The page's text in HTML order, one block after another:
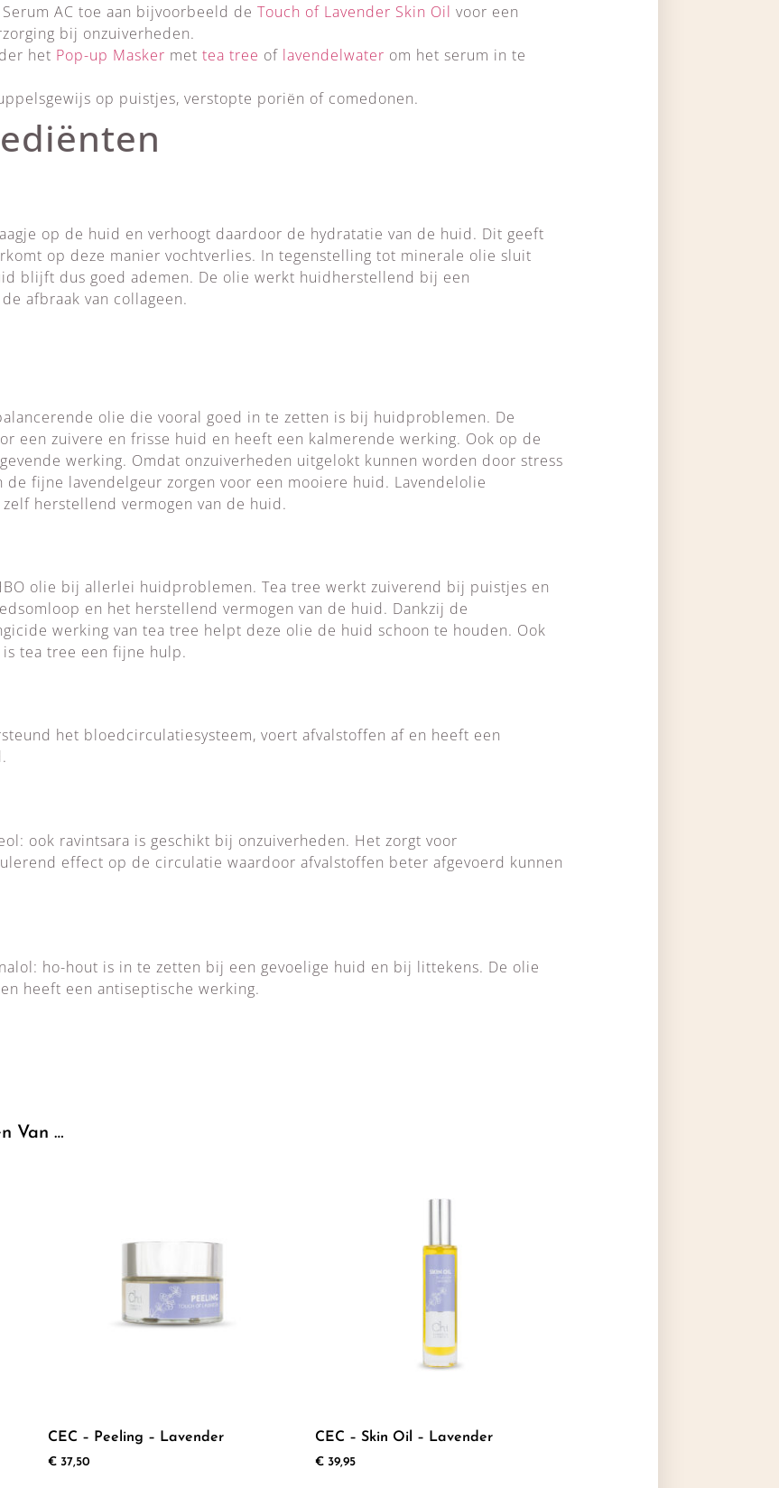
AC toe aan bijvoorbeeld deTouch of Lavender Skin Oil voor een
bij onzuiverheden.
het Pop-up Masker mettea tree of lavendelwater om het serum in te
op puistjes, verstopte poriën of comedonen.
op de huid en verhoogt daardoor de hydratatie van de huid. Dit geeft
op deze manier vochtverlies. In tegenstelling tot minerale olie sluit
blijft dus goed ademen. De olie werkt huidherstellend bij een
afbraak van collageen.
olie die vooral goed in te zetten is bij huidproblemen. De
een zuivere en frisse huid en heeft een kalmerende werking. Ook op de
werking. Omdat onzuiverheden uitgelokt kunnen worden door stress
de fijne lavendelgeur zorgen voor een mooiere huid. Lavendelolie
herstellend vermogen van de huid.
olie bij allerlei huidproblemen. Tea tree werkt zuiverend bij puistjes en
en het herstellend vermogen van de huid. Dankzij de
werking van tea tree helpt deze olie de huid schoon te houden. Ook
tea tree een fijne hulp.
het bloedcirculatiesysteem, voert afvalstoffen af en heeft een
ook ravintsara is geschikt bij onzuiverheden. Het zorgt voor
effect op de circulatie waardoor afvalstoffen beter afgevoerd kunnen
ho-hout is in te zetten bij een gevoelige huid en bij littekens. De olie
heeft een antiseptische werking.
Van …
CEC – Peeling – Lavender
€37,50
CEC – Skin Oil – Lavender
€ 39,95